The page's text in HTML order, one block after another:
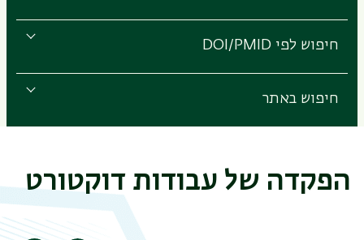
חיפוש לפי DOI/PMID
חיפוש באתר
הפקדה של עבודות דוקטורט